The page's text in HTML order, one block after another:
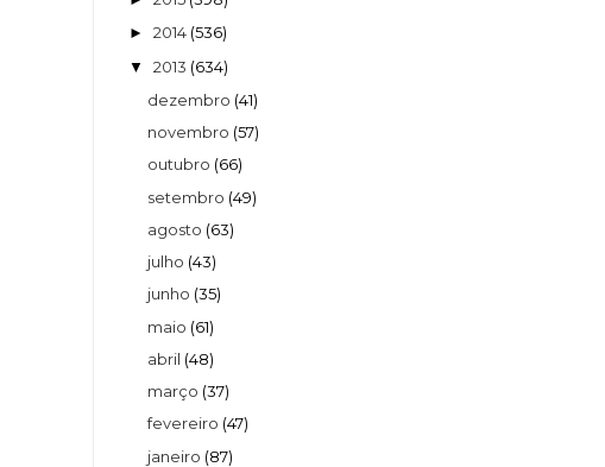
► 2014 (536)
▼ 2013 (634)
dezembro (41)
novembro (57)
outubro (66)
setembro (49)
agosto (63)
julho (43)
junho (35)
maio (61)
abril (48)
março (37)
fevereiro (47)
janeiro (87)